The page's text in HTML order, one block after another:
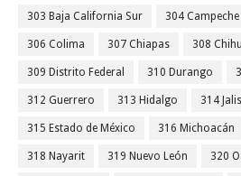
303 Baja California Sur 304 Campeche
306 Colima 307 Chiapas 308
309 Distrito Federal 310 Durango
312 Guerrero 313 Hidalgo 314
315 Estado de México 316 Michoacán
318 Nayarit 319 Nuevo León 320